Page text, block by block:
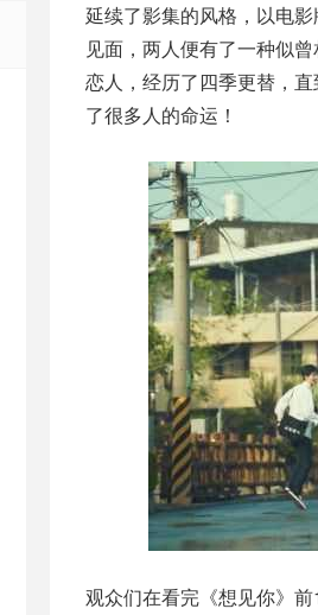
延续了影集的风格，以电
见面，两人便有了一种似
恋人，经历了四季更替，
了很多人的命运！
观众们在看完《想见你》